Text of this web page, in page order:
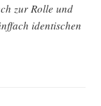
zur Rol­le und
iden­ti­schen